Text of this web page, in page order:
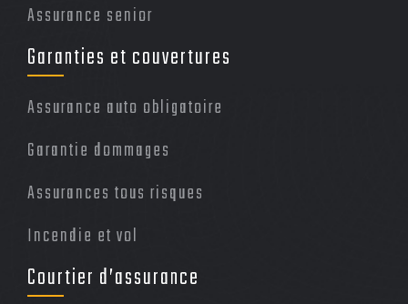
Assurance senior
Garanties et couvertures
Assurance auto obligatoire
Garantie dommages
Assurances tous risques
Incendie et vol
Courtier d’assurance